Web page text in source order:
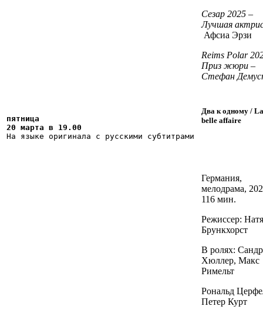
Сезар 2025 –
Лучшая
Афсиа Эрзи
Reims Polar
Приз жюри –
Стефан
пятница
20 марта в 19.00
На языке оригинала с русскими субтитрами
Два к одному / La
belle affaire
Германия,
мелодрама,
116 мин.
Режиссер: Натя
Брункхорст
В ролях:
Хюллер, Макс
Римельт
Рональд
Петер Курт